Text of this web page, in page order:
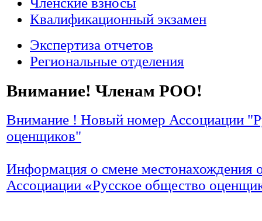
Квалификационный экзамен
Экспертиза отчетов
Региональные отделения
Внимание! Членам РОО!
Внимание ! Новый номер Ассоциации
оценщиков"
Информация о смене местонахождения
Ассоциации «Русское общество